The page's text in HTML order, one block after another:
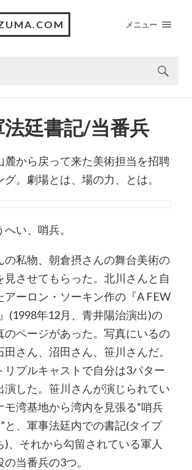
メニュー
廷書記/当番兵
麓から戻って来た美術担当を招聘
グ。劇場とは、場の力、とは。
い、哨兵。
の私物、朝倉摂さんの舞台美術の
見させてもらった。北川さんと自
アーロン・ソーキン作の『A FEW
(1998年12月、青井陽治演出)の
のページがあった。写真にいるの
さん、沼田さん、笹川さんだ。
リプルキャストで自分は3パター
演した。笹川さんが演じられてい
モ湾基地から湾内を見張る“哨兵
と、軍事法廷内での書記(タイプ
)、それから勾留されている軍人
当番兵の3つ。